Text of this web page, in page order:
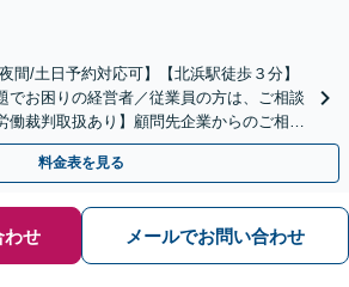
間/土日予約対応可】【北浜駅徒歩３分】
でお困りの経営者／従業員の方は、ご相談
働裁判取扱あり】顧問先企業からのご相談
料金表を見る
わせ メールでお問い合わせ